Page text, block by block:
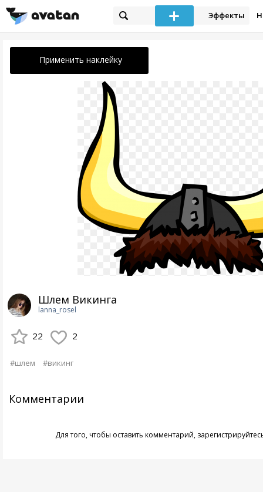
Эффекты
Применить наклейку
Шлем Викинга
lanna_rosel
22 2
#шлем #викинг
Комментарии
Для того, чтобы оставить комментарий,